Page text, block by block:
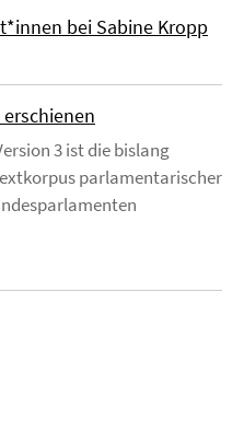
bei Sabine Kropp
3 ist die bislang
parlamentarischer